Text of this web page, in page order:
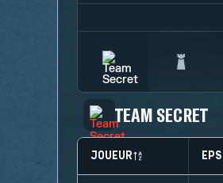
TEAM SECRET
JOUEUR EPS